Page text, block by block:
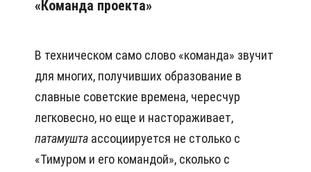
«Команда проекта»
В техническом само слово «команда» звучит
для многих, получивших образование в
славные советские времена, чересчур
легковесно, но еще и настораживает,
патамушта ассоциируется не столько с
«Тимуром и его командой», сколько с